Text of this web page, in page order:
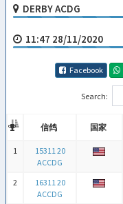
DERBY ACDG
11:47 28/11/2020
Facebook
Search:
信鸽 国家
信鸽
国家
1
15311 20
ACCDG
2
16311 20
ACCDG